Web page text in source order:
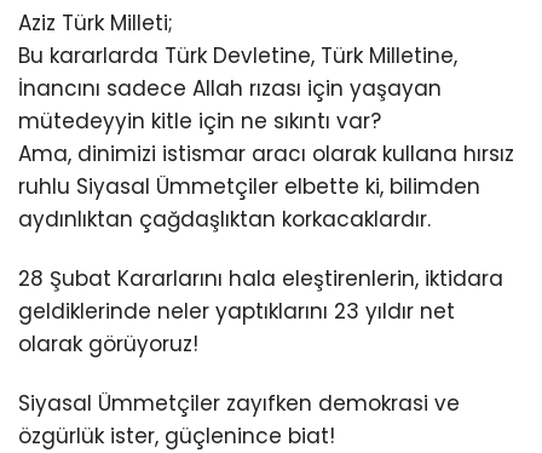
Aziz Türk Milleti;
Bu kararlarda Türk Devletine, Türk Milletine,
İnancını sadece Allah rızası için yaşayan
mütedeyyin kitle için ne sıkıntı var?
Ama, dinimizi istismar aracı olarak kullana hırsız
ruhlu Siyasal Ümmetçiler elbette ki, bilimden
aydınlıktan çağdaşlıktan korkacaklardır.
28 Şubat Kararlarını hala eleştirenlerin, iktidara
geldiklerinde neler yaptıklarını 23 yıldır net
olarak görüyoruz!
Siyasal Ümmetçiler zayıfken demokrasi ve
özgürlük ister, güçlenince biat!